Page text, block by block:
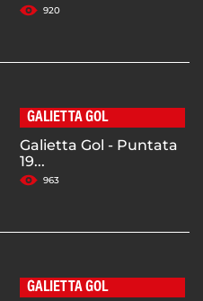
920
GALIETTA GOL
Galietta Gol - Puntata
19...
963
GALIETTA GOL